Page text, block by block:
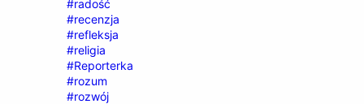
#radość
#recenzja
#refleksja
#religia
#Reporterka
#rozum
#rozwój